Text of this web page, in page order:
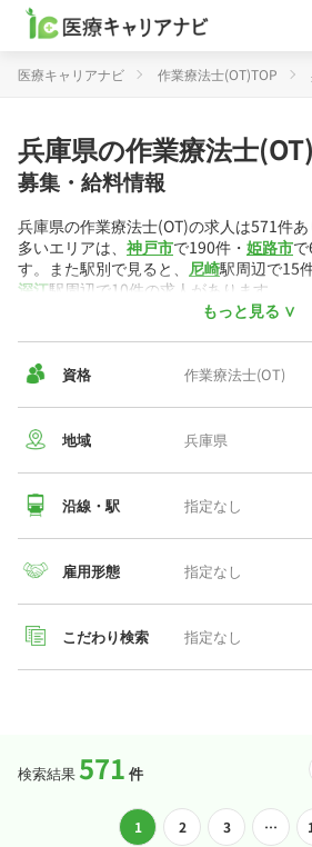
医療キャリアナビ 作業療法士(OT)TOP
兵庫県の作業療法士(OT)
募集・給料情報
兵庫県の作業療法士(OT)の求人は571件
多いエリアは、 神戸市で190件・ 姫路市で
す。また駅別で見ると、 尼崎駅周辺で15
深江駅周辺で10件の求人があります。
が396件・パート
なっています。作業療法士(OT)には色々
ハビリの求人が144件・ 病院 の求人が90件
ビス
の求人が57件掲載されています。
平均時給は2,472円です。
▼兵庫県の給与相場
兵庫
435
医療キャリアナビでは、作業療法士(OT)
シ
ど希望条件で検索することはもちろん、
だけでは見えにくい部分は、代わりにキ
もっと見る ∨
資格 作業療法士(OT)
地域 兵庫県
沿線・駅 指定なし
雇用形態 指定なし
こだわり検索 指定なし
検索結果571 件
1 2 3 …